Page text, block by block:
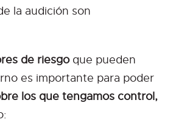
la audición son
de riesgoque pueden
es importante para poder
los que tengamos control,